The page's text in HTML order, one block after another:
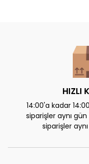
HIZLI
14:00'a kadar
siparişler aynı
siparişler